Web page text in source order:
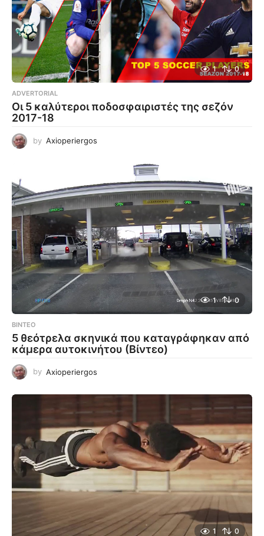
1 0
ADVERTORIAL
Οι 5 καλύτεροι ποδοσφαιριστές της σεζόν
2017-18
by Axioperiergos
1 0
ΒΊΝΤΕΟ
5 θεότρελα σκηνικά που καταγράφηκαν από
κάμερα αυτοκινήτου (Βίντεο)
by Axioperiergos
1 0